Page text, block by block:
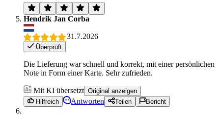
Hendrik Jan Corba
31.7.2026
Überprüft
Die Lieferung war schnell und korrekt, mit einer persönlichen
Note in Form einer Karte. Sehr zufrieden.
Mit KI übersetzt Original anzeigen
Hilfreich
Antworten Teilen Bericht